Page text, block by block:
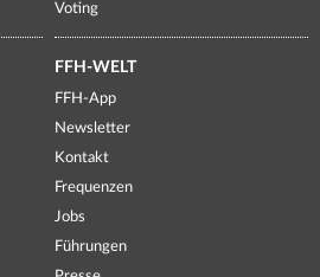
Voting
FFH-WELT
FFH-App
Newsletter
Kontakt
Frequenzen
Jobs
Führungen